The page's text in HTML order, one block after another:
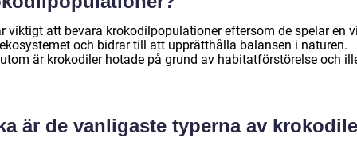
viktigt att bevara krokodilpopulationer eftersom de spelar en
och bidrar till att upprätthålla balansen i naturen.
är krokodiler hotade på grund av habitatförstörelse och
är de vanligaste typerna av